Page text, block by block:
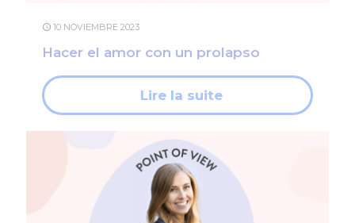
10 NOVIEMBRE 2023
Hacer el amor con un prolapso
Lire la suite